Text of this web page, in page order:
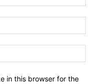
in this browser for the